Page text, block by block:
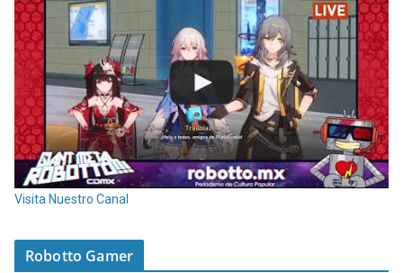
Visita Nuestro Canal
Robotto Gamer